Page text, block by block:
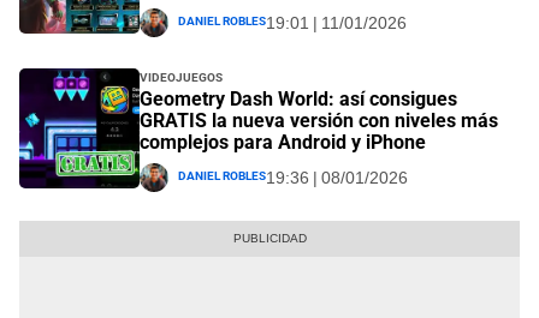
Daniel Robles19:01 | 11/01/2026
Videojuegos
Geometry Dash World: así consigues
GRATIS la nueva versión con niveles más
complejos para Android y iPhone
Daniel Robles19:36 | 08/01/2026